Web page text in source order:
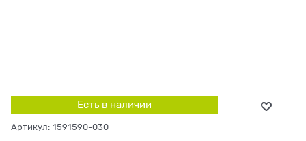
Есть в наличии
Артикул: 1591590-030